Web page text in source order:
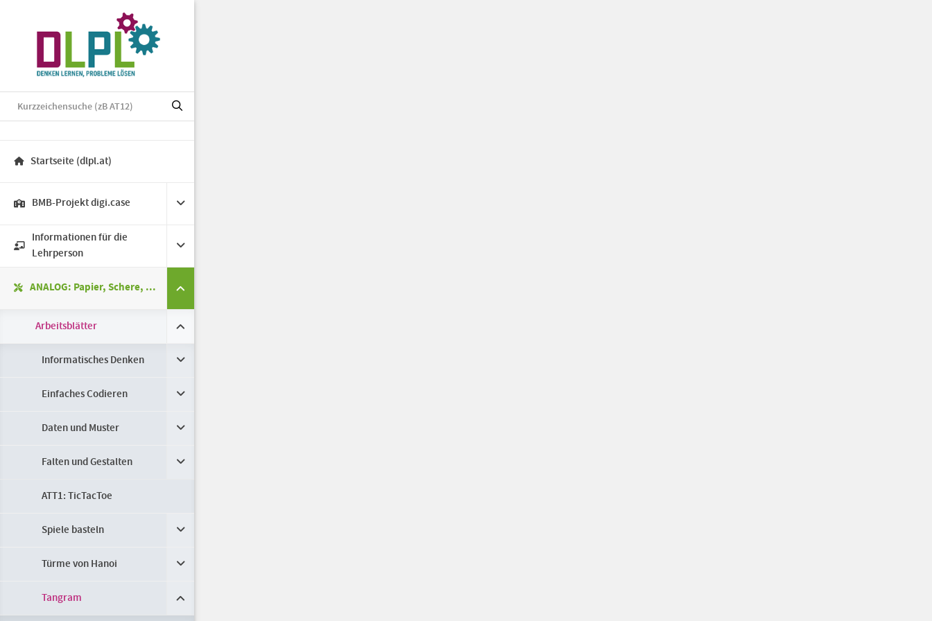
Startseite (dlpl.at)
BMB-Projekt digi.case
Informationen für die
Lehrperson
ANALOG: Papier, Schere, ...
Arbeitsblätter
Informatisches Denken
Einfaches Codieren
Daten und Muster
Falten und Gestalten
ATT1: TicTacToe
Spiele basteln
Türme von Hanoi
Tangram